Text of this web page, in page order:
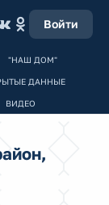
Войти
"НАШ ДОМ"
ДАННЫЕ
ВИДЕО